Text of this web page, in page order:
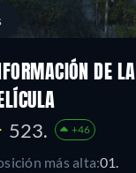
DE LA
523. +46
más alta:01.